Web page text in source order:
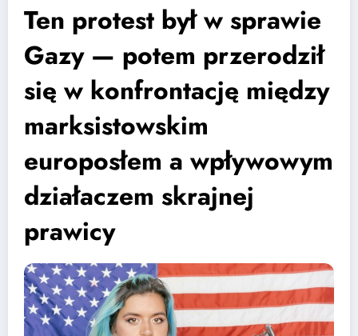
Ten protest był w sprawie
Gazy — potem przerodził
się w konfrontację między
marksistowskim
europosłem a wpływowym
działaczem skrajnej
prawicy